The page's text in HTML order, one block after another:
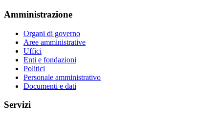
Amministrazione
Organi di governo
Aree amministrative
Uffici
Enti e fondazioni
Politici
Personale amministrativo
Documenti e dati
Servizi